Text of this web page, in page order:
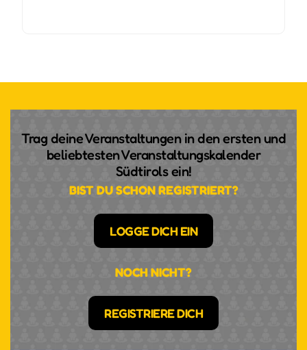
Trag deine Veranstaltungen in den ersten und
beliebtesten Veranstaltungskalender
Südtirols ein!
BIST DU SCHON REGISTRIERT?
LOGGE DICH EIN
NOCH NICHT?
REGISTRIERE DICH